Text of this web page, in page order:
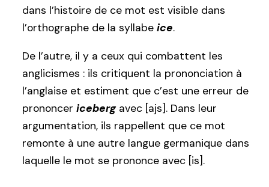
dans l’histoire de ce mot est visible dans
l’orthographe de la syllabe ice.
De l’autre, il y a ceux qui combattent les
anglicismes : ils critiquent la prononciation à
l’anglaise et estiment que c’est une erreur de
prononcer icebergavec [ajs]. Dans leur
argumentation, ils rappellent que ce mot
remonte à une autre langue germanique dans
laquelle le mot se prononce avec [is].